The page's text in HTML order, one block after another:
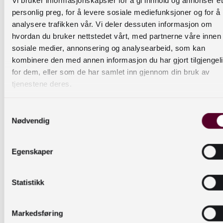
personlig preg, for å levere sosiale mediefunksjoner og for å
analysere trafikken vår. Vi deler dessuten informasjon om
hvordan du bruker nettstedet vårt, med partnerne våre innen
sosiale medier, annonsering og analysearbeid, som kan
kombinere den med annen informasjon du har gjort
for dem, eller som de har samlet inn gjennom din bruk av
tjenestene deres.
Nødvendig
Egenskaper
Statistikk
Markedsføring
fysiske og digitale språkkafeer. Mulighet for
gjenbruk og deling gir store fordeler ved det
digitale formatet.
Antallbokanmeldelser i avisene har gått ned og
andre kanaler har tatt over. Sosiale medier som
Instagram og Facebook er nå de viktigste
og boksamtaler og etter hvert også som
strømmekanaler for arrangement. Facebook har
mange grupper for litteraturinteresserte. Andre
eksempler på bruk av Facebook i forbindelse
boktips live (Cappelen Damm og Gyldendal) og
Bok365 bruker både Facebook, Instagram og